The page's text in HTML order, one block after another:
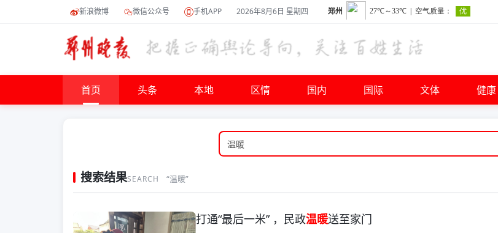
新浪微博 微信公众号 手机APP 2026年8月6日 星期四
首页 头条 本地 区情 国内 国际 文体 健康
搜索结果SEARCH “温暖”
打通“最后一米” ，民政温暖送至家门